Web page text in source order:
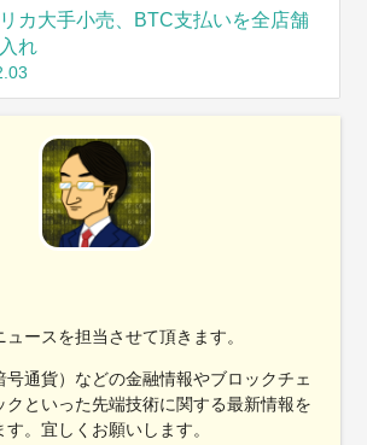
カ大手小売、BTC支払いを全店舗
れ
ースを担当させて頂きます。
号通貨）などの金融情報やブロックチェ
クといった先端技術に関する最新情報を
。宜しくお願いします。